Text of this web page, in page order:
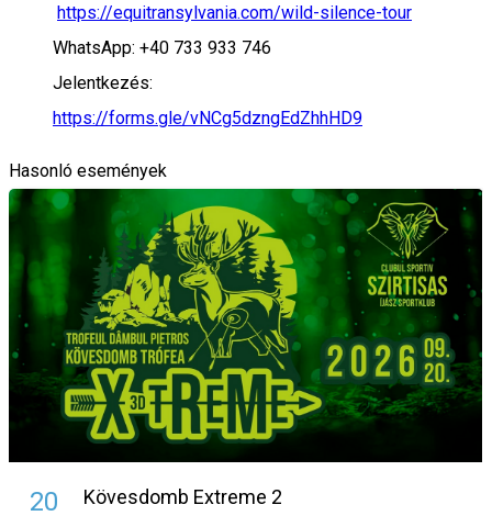
https://equitransylvania.com/wild-silence-tour
WhatsApp: +40 733 933 746
Jelentkezés:
https://forms.gle/vNCg5dzngEdZhhHD9
Hasonló események
20 Kövesdomb Extreme 2